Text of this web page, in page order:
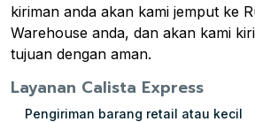
kiriman anda akan kami jemput ke
Warehouse anda, dan akan kami
tujuan dengan aman.
Layanan Calista Express
Pengiriman barang retail atau kecil